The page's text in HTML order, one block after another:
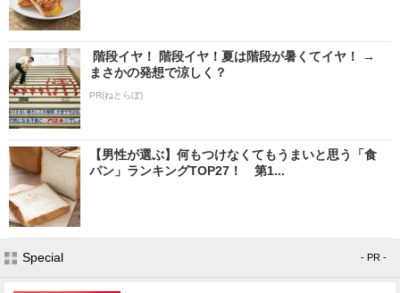
階段イヤ！ 階段イヤ！夏は階段が暑くてイヤ！ →
まさかの発想で涼しく？
PR(ねとらぼ)
【男性が選ぶ】何もつけなくてもうまいと思う「食
パン」ランキングTOP27！ 第1...
Special - PR -